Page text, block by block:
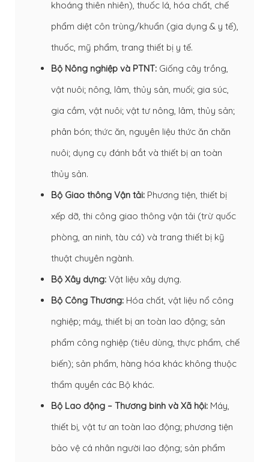
khoáng thiên nhiên), thuốc lá, hóa chất, chế
phẩm diệt côn trùng/khuẩn (gia dụng & y tế),
thuốc, mỹ phẩm, trang thiết bị y tế.
Bộ Nông nghiệp và PTNT: Giống cây trồng,
vật nuôi; nông, lâm, thủy sản, muối; gia súc,
gia cầm, vật nuôi; vật tư nông, lâm, thủy sản;
phân bón; thức ăn, nguyên liệu thức ăn chăn
nuôi; dụng cụ đánh bắt và thiết bị an toàn
thủy sản.
Bộ Giao thông Vận tải: Phương tiện, thiết bị
xếp dỡ, thi công giao thông vận tải (trừ quốc
phòng, an ninh, tàu cá) và trang thiết bị kỹ
thuật chuyên ngành.
Bộ Xây dựng: Vật liệu xây dựng.
Bộ Công Thương: Hóa chất, vật liệu nổ công
nghiệp; máy, thiết bị an toàn lao động; sản
phẩm công nghiệp (tiêu dùng, thực phẩm, chế
biến); sản phẩm, hàng hóa khác không thuộc
thẩm quyền các Bộ khác.
Bộ Lao động – Thương binh và Xã hội: Máy,
thiết bị, vật tư an toàn lao động; phương tiện
bảo vệ cá nhân người lao động; sản phẩm